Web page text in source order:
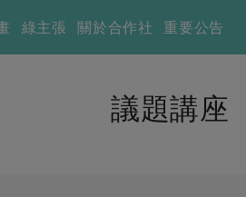
綠主張 關於合作社 重要公告
議題講座